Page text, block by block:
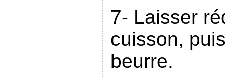
7- Laisser
cuisson,
beurre.